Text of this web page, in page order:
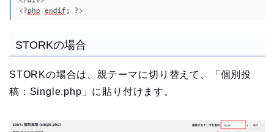
STORKの場合
STORKの場合は、親テーマに切り替えて、「個別投
稿：Single.php」に貼り付けます。